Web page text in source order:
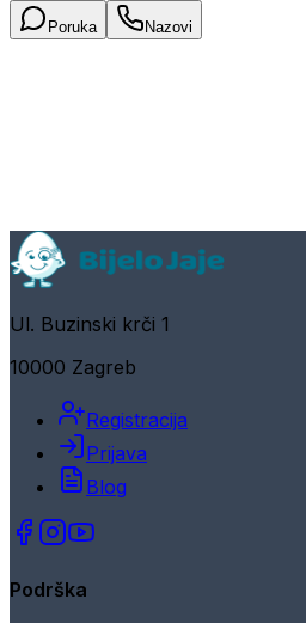
Poruka Nazovi
Ul. Buzinski krči 1
10000 Zagreb
Registracija
Prijava
Blog
Podrška